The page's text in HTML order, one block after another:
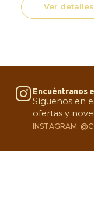
Ver detalles
Encuéntranos
Síguenos en
ofertas y
INSTAGRAM: